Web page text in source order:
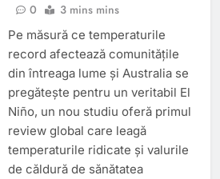
0
3 mins mins
Pe măsură ce temperaturile
record afectează comunitățile
din întreaga lume și Australia se
pregătește pentru un veritabil El
Niño, un nou studiu oferă primul
review global care leagă
temperaturile ridicate și valurile
de căldură de sănătatea